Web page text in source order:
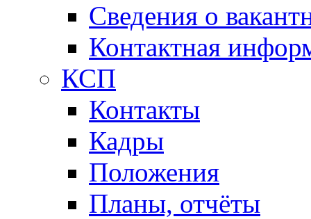
Сведения о
Контактная
КСП
Контакты
Кадры
Положения
Планы, отчёты